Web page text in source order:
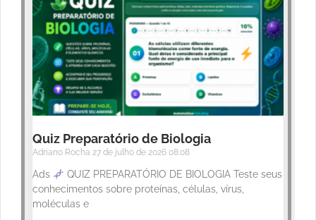
Quiz Preparatório de Biologia
Adriano Rocha 27 de julho de 2026 08:08
Ads
QUIZ PREPARATÓRIO DE BIOLOGIA Teste seus
conhecimentos sobre proteínas, células, vírus,
moléculas e